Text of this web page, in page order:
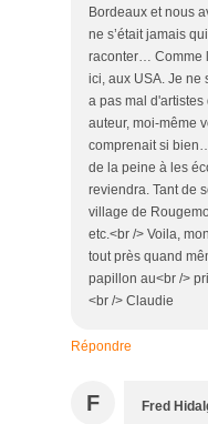
Bordeaux et nous
ne s’était jamais
raconter… Comme
ici, aux USA. Je ne
a pas mal
auteur, moi-même
comprenait si
de la peine à les
reviendra. Tant de
village de
etc.<br /> Voila,
tout près quand
papillon au<br />
<br /> Claudie
Répondre
F Fred